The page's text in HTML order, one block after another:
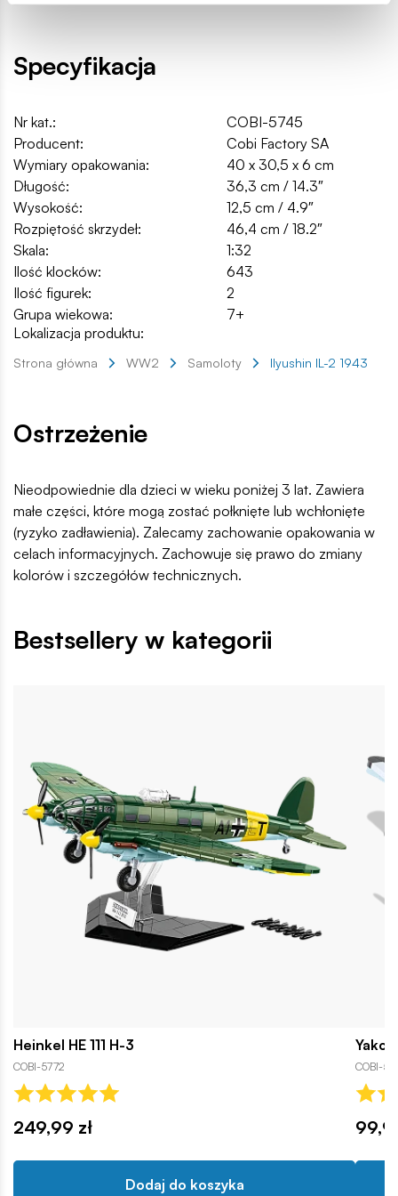
Specyfikacja
Nr kat.:
COBI-5745
Producent:
Cobi Factory SA
Wymiary opakowania:
40 x 30,5 x 6 cm
Długość:
36,3 cm / 14.3″
Wysokość:
12,5 cm / 4.9″
Rozpiętość skrzydeł:
46,4 cm / 18.2″
Skala:
1:32
Ilość klocków:
643
Ilość figurek:
2
Grupa wiekowa:
7+
Lokalizacja produktu:
Strona główna WW2 Samoloty Ilyushin IL-2 1943
Ostrzeżenie
Nieodpowiednie dla dzieci w wieku poniżej 3 lat. Zawiera
małe części, które mogą zostać połknięte lub wchłonięte
(ryzyko zadławienia). Zalecamy zachowanie opakowania w
celach informacyjnych. Zachowuje się prawo do zmiany
kolorów i szczegółów technicznych.
Bestsellery w kategorii
Heinkel HE 111 H-3
COBI-5772
249,99 zł
Dodaj do koszyka
COBI-